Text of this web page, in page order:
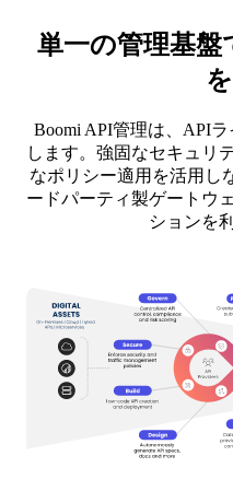
単一の管理基盤
Boomi API管理は、API
します。強固なセキュリ
なポリシー適用を活用し
ードパーティ製ゲートウ
ションを